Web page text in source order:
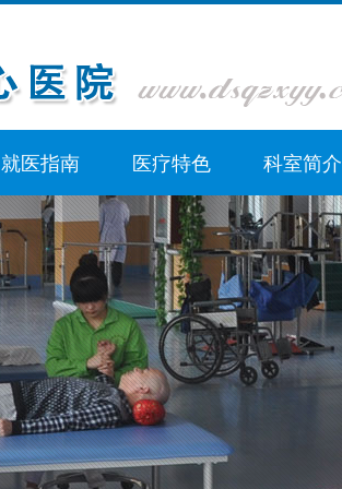
就医指南 医疗特色 科室简介